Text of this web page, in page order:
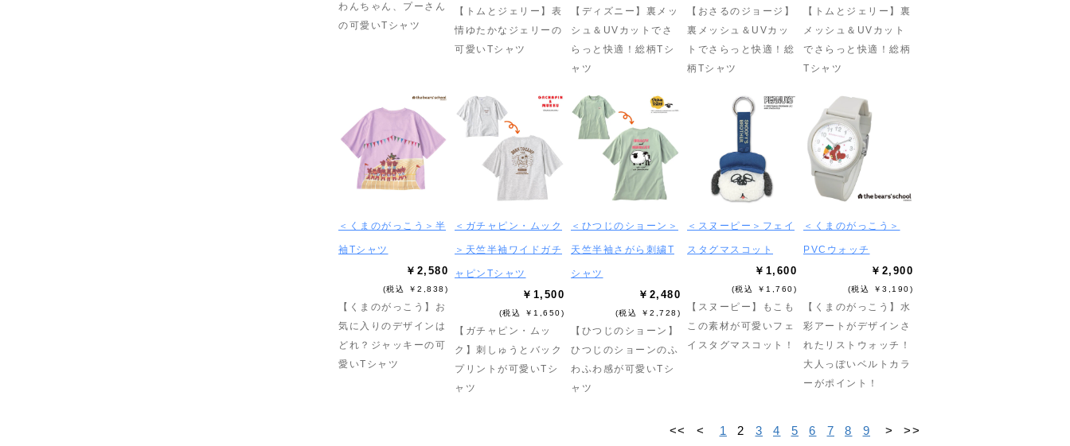
わんちゃん、プーさん
の可愛いTシャツ
【トムとジェリー】表
情ゆたかなジェリーの
可愛いTシャツ
【ディズニー】裏メッ
シュ＆UVカットでさ
らっと快適！総柄Tシ
ャツ
【おさるのジョージ】
裏メッシュ＆UVカッ
トでさらっと快適！総
柄Tシャツ
【トムとジェリー】裏
メッシュ＆UVカット
でさらっと快適！総柄
Tシャツ
＜くまのがっこう＞半
袖Tシャツ
￥2,580
(税込 ￥2,838)
【くまのがっこう】お
気に入りのデザインは
どれ？ジャッキーの可
愛いTシャツ
＜ガチャピン・ムック
＞天竺半袖ワイドガチ
ャピンTシャツ
￥1,500
(税込 ￥1,650)
【ガチャピン・ムッ
ク】刺しゅうとバック
プリントが可愛いTシ
ャツ
＜ひつじのショーン＞
天竺半袖さがら刺繍T
シャツ
￥2,480
(税込 ￥2,728)
【ひつじのショーン】
ひつじのショーンのふ
わふわ感が可愛いTシ
ャツ
＜スヌーピー＞フェイ
スタグマスコット
￥1,600
(税込 ￥1,760)
【スヌーピー】もこも
この素材が可愛いフェ
イスタグマスコット！
＜くまのがっこう＞
PVCウォッチ
￥2,900
(税込 ￥3,190)
【くまのがっこう】水
彩アートがデザインさ
れたリストウォッチ！
大人っぽいベルトカラ
ーがポイント！
<< < 1 2 3 4 5 6 7 8 9 > >>